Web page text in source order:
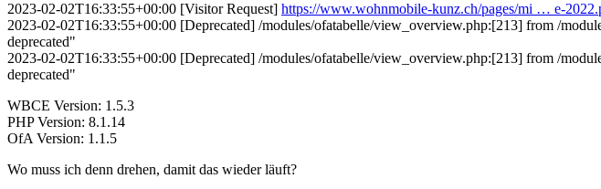
2023-02-02T16:33:55+00:00 [Visitor Request] https://www.wohnmobile-kunz.ch/pages/mi … e-
2023-02-02T16:33:55+00:00 [Deprecated] /modules/ofatabelle/view_overview.php:[213] from /
deprecated"
2023-02-02T16:33:55+00:00 [Deprecated] /modules/ofatabelle/view_overview.php:[213] from /
deprecated"
WBCE Version: 1.5.3
PHP Version: 8.1.14
OfA Version: 1.1.5
Wo muss ich denn drehen, damit das wieder läuft?